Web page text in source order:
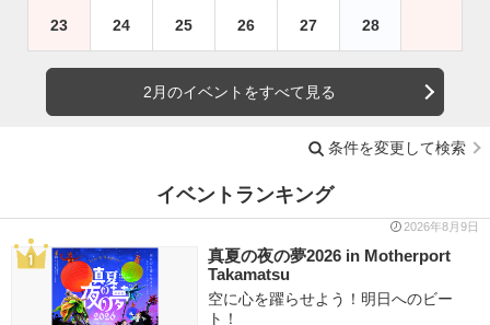
23 24 25 26 27 28
2月のイベントをすべて見る
条件を変更して検索
イベントランキング
2026年8月9日
真夏の夜の夢2026 in Motherport
Takamatsu
空に心を躍らせよう！明日へのビー
ト！